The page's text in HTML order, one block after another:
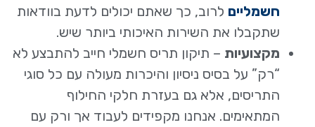
חשמליים לרוב, כך שאתם יכולים לדעת בוודאות
שתקבלו את השירות האיכותי ביותר שיש.
מקצועיות – תיקון תריס חשמלי חייב להתבצע לא
“רק” על בסיס ניסיון והיכרות מעולה עם כל סוגי
התריסים, אלא גם בעזרת חלקי החילוף
המתאימים. אנחנו מקפידים לעבוד אך ורק עם